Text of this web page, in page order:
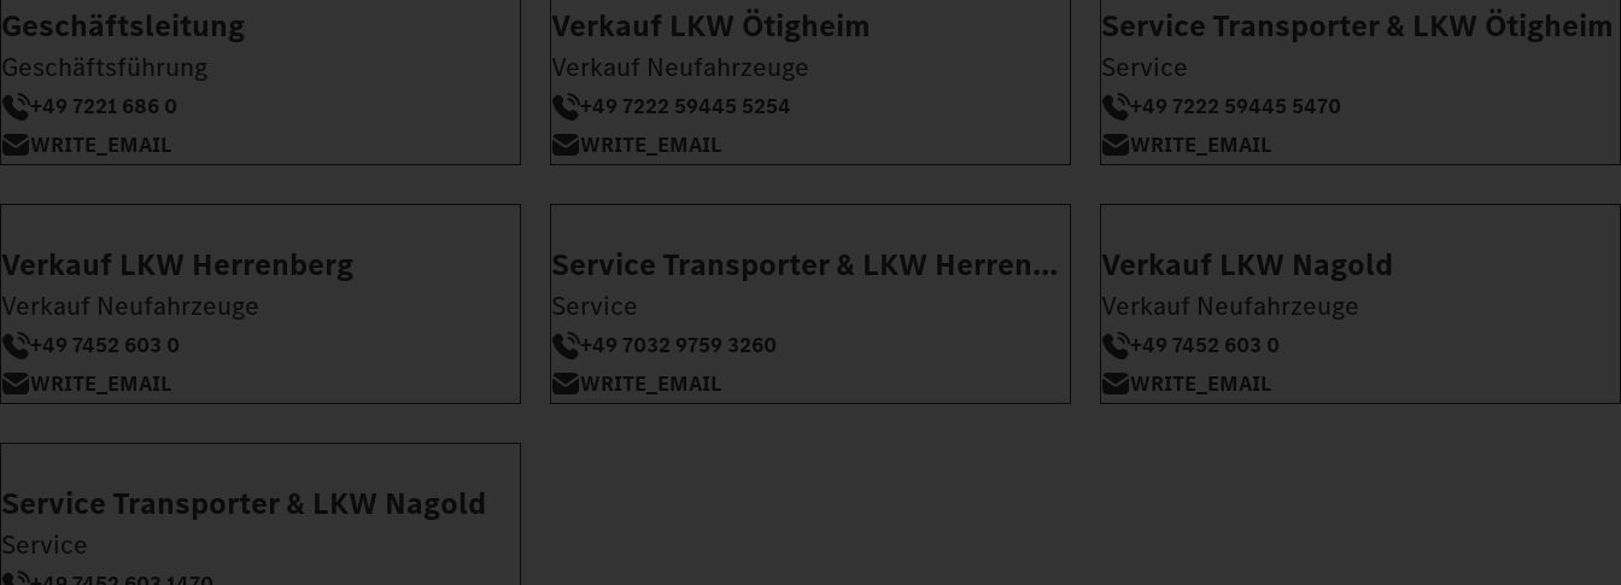
Geschäftsleitung
Geschäftsführung
+49 7221 686 0
WRITE_EMAIL
Verkauf LKW Ötigheim
Verkauf Neufahrzeuge
+49 7222 59445 5254
WRITE_EMAIL
Service Transporter & LKW Ötigheim
Service
+49 7222 59445 5470
WRITE_EMAIL
Verkauf LKW Herrenberg
Verkauf Neufahrzeuge
+49 7452 603 0
WRITE_EMAIL
Service Transporter & LKW Herrenberg
Service
+49 7032 9759 3260
WRITE_EMAIL
Verkauf LKW Nagold
Verkauf Neufahrzeuge
+49 7452 603 0
WRITE_EMAIL
Service Transporter & LKW Nagold
Service